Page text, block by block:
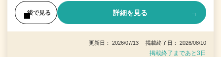
後で見る 詳細を見る
更新日： 2026/07/13 掲載終了日： 2026/08/10
掲載終了まであと3日